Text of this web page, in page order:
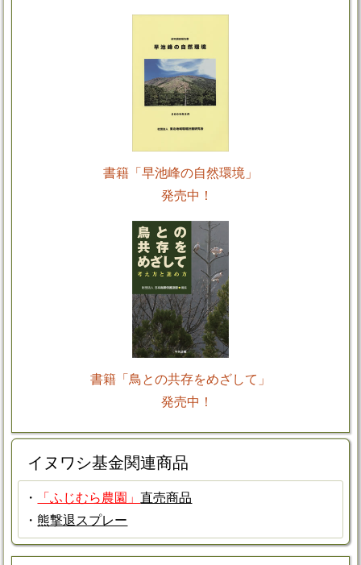
書籍「早池峰の自然環境」
発売中！
書籍「鳥との共存をめざして」
発売中！
イヌワシ基金関連商品
・ 「ふじむら農園」直売商品
・熊撃退スプレー